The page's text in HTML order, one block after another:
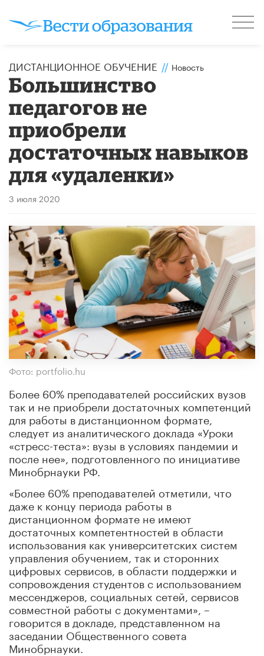
ДИСТАНЦИОННОЕ ОБУЧЕНИЕ // Новость
Большинство
педагогов не
приобрели
достаточных навыков
для «удаленки»
3 июля 2020
Фото: portfolio.hu
Более 60% преподавателей российских вузов
так и не приобрели достаточных компетенций
для работы в дистанционном формате,
следует из аналитического доклада «Уроки
«стресс-теста»: вузы в условиях пандемии и
после нее», подготовленного по инициативе
Минобрнауки РФ.
«Более 60% преподавателей отметили, что
даже к концу периода работы в
дистанционном формате не имеют
достаточных компетентностей в области
использования как университетских систем
управления обучением, так и сторонних
цифровых сервисов, в области поддержки и
сопровождения студентов с использованием
мессенджеров, социальных сетей, сервисов
совместной работы с документами», –
говорится в докладе, представленном на
заседании Общественного совета
Минобрнауки.